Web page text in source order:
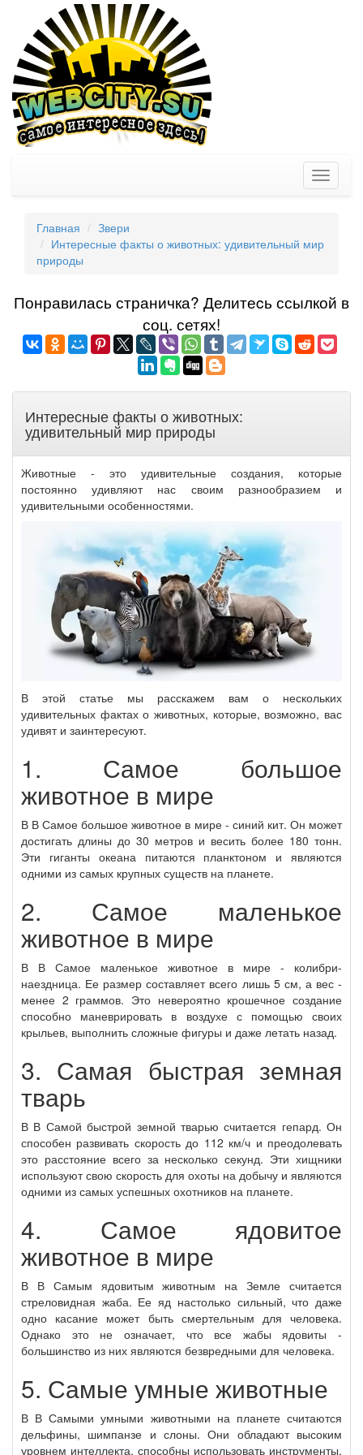
Toggle
Главная
Звери
Интересные факты о животных: удивительный мир
природы
Понравилась страничка? Делитеcь ссылкой в
соц. сетях!
Интересные факты о животных:
удивительный мир природы
Животные - это удивительные создания, которые
постоянно удивляют нас своим разнообразием и
удивительными особенностями.
В этой статье мы расскажем вам о нескольких
удивительных фактах о животных, которые, возможно, вас
удивят и заинтересуют.
1. Самое большое
животное в мире
В В Самое большое животное в мире - синий кит. Он может
достигать длины до 30 метров и весить более 180 тонн.
Эти гиганты океана питаются планктоном и являются
одними из самых крупных существ на планете.
2. Самое маленькое
животное в мире
В В Самое маленькое животное в мире - колибри-
наездница. Ее размер составляет всего лишь 5 см, а вес -
менее 2 граммов. Это невероятно крошечное создание
способно маневрировать в воздухе с помощью своих
крыльев, выполнить сложные фигуры и даже летать назад.
3. Самая быстрая земная
тварь
В В Самой быстрой земной тварью считается гепард. Он
способен развивать скорость до 112 км/ч и преодолевать
это расстояние всего за несколько секунд. Эти хищники
используют свою скорость для охоты на добычу и являются
одними из самых успешных охотников на планете.
4. Самое ядовитое
животное в мире
В В Самым ядовитым животным на Земле считается
стреловидная жаба. Ее яд настолько сильный, что даже
одно касание может быть смертельным для человека.
Однако это не означает, что все жабы ядовиты -
большинство из них являются безвредными для человека.
5. Самые умные животные
В В Самыми умными животными на планете считаются
дельфины, шимпанзе и слоны. Они обладают высоким
уровнем интеллекта, способны использовать инструменты,